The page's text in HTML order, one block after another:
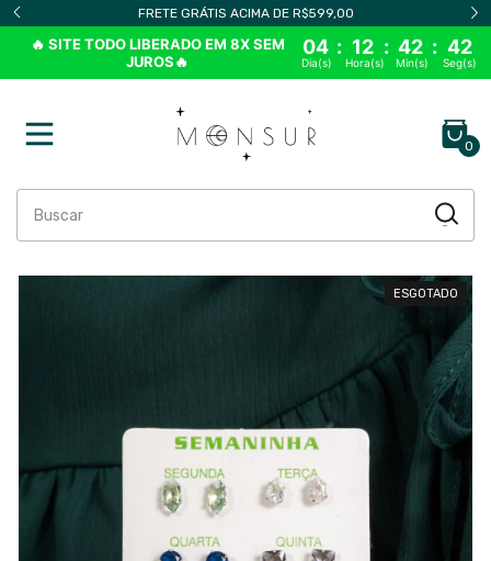
FRETE GRÁTIS ACIMA DE R$599,00
🔥 SITE TODO LIBERADO EM 8X SEM
JUROS🔥
04 : 12 : 42 : 42
Dia(s) Hora(s) Min(s) Seg(s)
0
ESGOTADO